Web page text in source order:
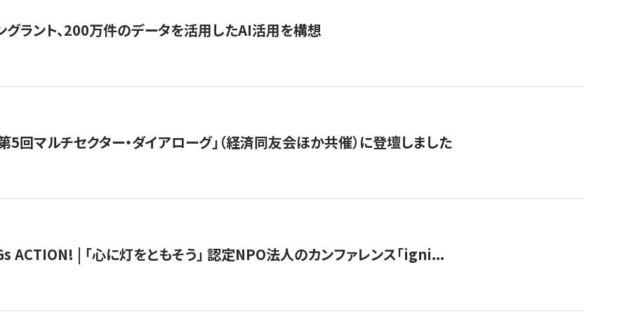
ラント、200万件のデータを活用したAI活用を構想
5回マルチセクター・ダイアローグ」（経済同友会ほか共催）に登壇しました
ACTION! | 「心に灯をともそう」 認定NPO法人のカンファレンス「igni...